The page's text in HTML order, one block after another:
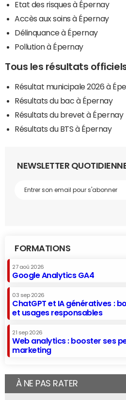
Etat des risques à Épernay
Accès aux soins à Épernay
Délinquance à Épernay
Pollution à Épernay
Tous les résultats
Résultat municipale 2026 à
Résultats du bac à Épernay
Résultats du brevet à Épernay
Résultats du BTS à Épernay
NEWSLETTER
FORMATIONS
27 aoû 2026
Google Analytics GA4
03 sep 2026
ChatGPT et IA génératives :
et usages responsables
21 sep 2026
Web analytics : booster ses
marketing
À NE PAS RATER